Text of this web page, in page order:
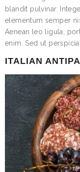
blandit pulvinar.
elementum semper
Aenean leo ligula,
enim. Sed ut
ITALIAN